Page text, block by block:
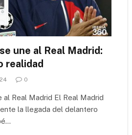
une al Real Madrid:
realidad
0
al Real Madrid El Real Madrid
la llegada del delantero